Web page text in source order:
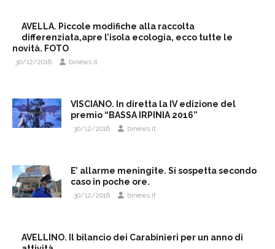
AVELLA. Piccole modifiche alla raccolta
differenziata,apre l’isola ecologia, ecco tutte le
novità. FOTO
30/12/2016 binews.it
VISCIANO. In diretta la IV edizione del
premio “BASSA IRPINIA 2016”
30/12/2016 binews.it
E’ allarme meningite. Si sospetta secondo
caso in poche ore.
30/12/2016 binews.it
AVELLINO. Il bilancio dei Carabinieri per un anno di